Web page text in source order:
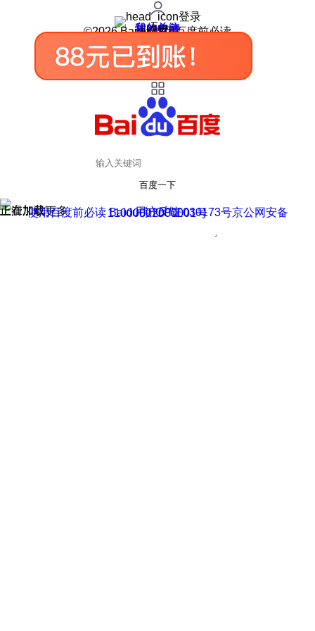
登录
我的关注
我的收藏
皮肤中心
用户反馈
设置
©2026 Baidu 使用百度前必读
百度一下
正在加载
上滑加载更多 用户反馈
使用百度前必读 Baidu 京ICP证030173号
京公网安备11000002000001号